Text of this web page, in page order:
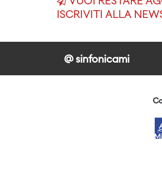
ISCRIVITI ALLA
@ sinfonicami